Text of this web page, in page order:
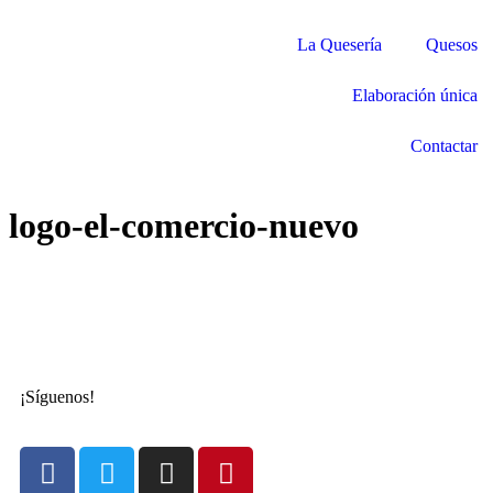
La Quesería Quesos
Elaboración única
Contactar
logo-el-comercio-nuevo
¡Síguenos!